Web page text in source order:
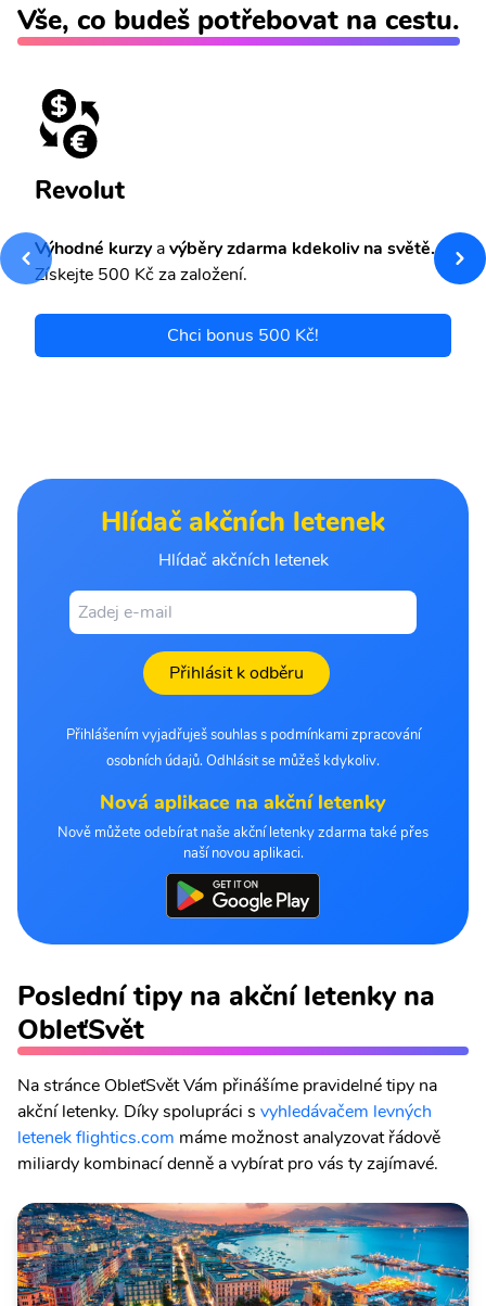
Vše, co budeš potřebovat na cestu.
Revolut
Výhodné kurzyavýběry zdarma kdekoliv na světě.
Získejte 500 Kč za založení.
Chci bonus 500 Kč!
Hlídač akčních letenek
Hlídač akčních letenek
Přihlásit k odběru
Přihlášením vyjadřuješ souhlas s podmínkami zpracování
osobních údajů. Odhlásit se můžeš kdykoliv.
Nová aplikace na akční letenky
Nově můžete odebírat naše akční letenky zdarma také přes
naší novou aplikaci.
Poslední tipy na akční letenky na
ObleťSvět
Na stránce ObleťSvět Vám přinášíme pravidelné tipy na
akční letenky. Díky spolupráci s vyhledávačem levných
letenek flightics.com máme možnost analyzovat řádově
miliardy kombinací denně a vybírat pro vás ty zajímavé.